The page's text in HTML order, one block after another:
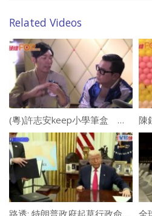
Related Videos
(粵)許志安keep小學筆盒 收埋唔見得光的秘密 陳
路透: 特朗普政府起草行政命令 擬對中國製造、註冊船隻收泊港費